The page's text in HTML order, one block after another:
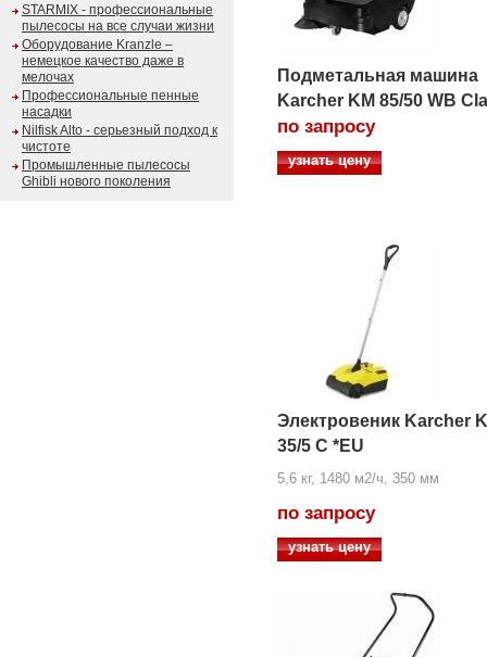
STARMIX - профессиональные
пылесосы на все случаи жизни
Оборудование Kranzle –
немецкое качество даже в
мелочах
Профессиональные пенные
насадки
Nilfisk Alto - серьезный подход к
чистоте
Промышленные пылесосы
Ghibli нового поколения
Подметальная машина
Karcher KM 85/50 WB
по запросу
узнать цену
Электровеник Karcher
35/5 C *EU
5,6 кг, 1480 м2/ч, 350 мм
по запросу
узнать цену